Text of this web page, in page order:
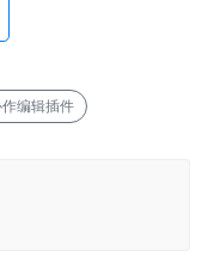
编辑插件